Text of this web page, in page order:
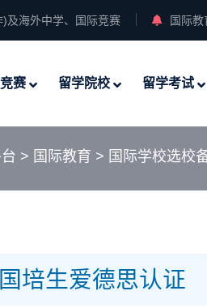
及海外中学、国际竞赛 国际教
赛 留学院校 留学考试
> 国际教育 > 国际学校选校
培生爱德思认证